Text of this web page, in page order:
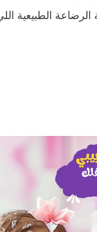
الطبيعية اللي